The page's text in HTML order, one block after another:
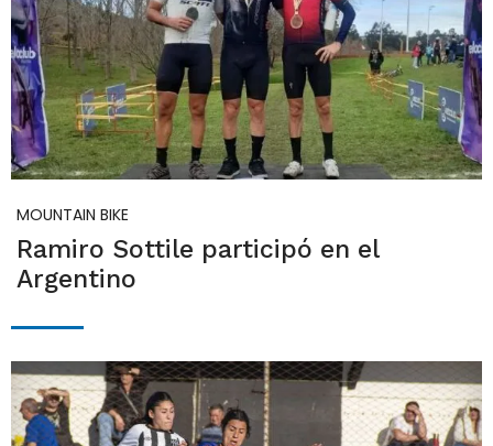
MOUNTAIN BIKE
Ramiro Sottile participó en el
Argentino